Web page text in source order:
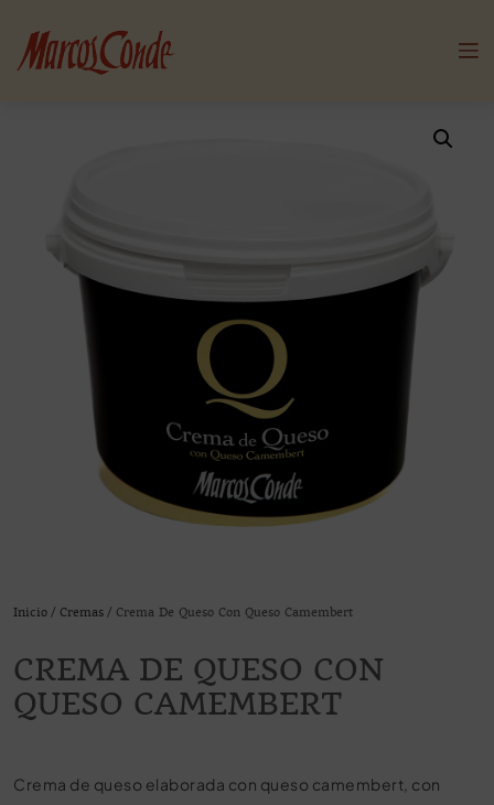
Inicio / Cremas / Crema De Queso Con Queso Camembert
CREMA DE QUESO CON
QUESO CAMEMBERT
Crema de queso elaborada con queso camembert, con